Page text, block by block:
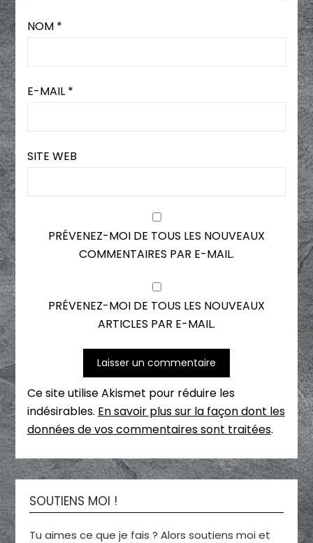
NOM *
E-MAIL *
SITE WEB
PRÉVENEZ-MOI DE TOUS LES NOUVEAUX
COMMENTAIRES PAR E-MAIL.
PRÉVENEZ-MOI DE TOUS LES NOUVEAUX
ARTICLES PAR E-MAIL.
Ce site utilise Akismet pour réduire les
indésirables. En savoir plus sur la façon dont les
données de vos commentaires sont traitées.
SOUTIENS MOI !
Tu aimes ce que je fais ? Alors soutiens moi et